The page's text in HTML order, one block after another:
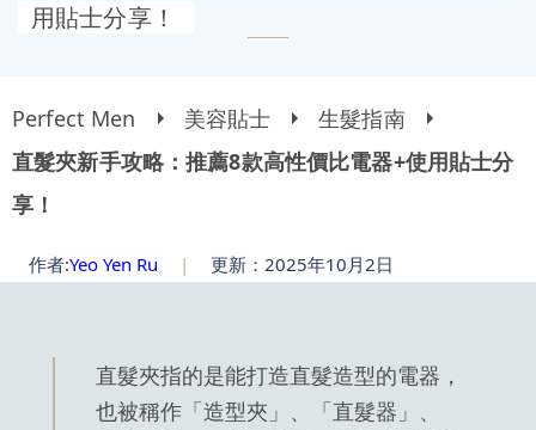
用貼士分享！
Perfect Men 美容貼士
生髮指南
直髮夾新手攻略：推薦8款高性價比電器+使用貼士分
享！
作者:Yeo Yen Ru | 更新：2025年10月2日
直髮夾指的是能打造直髮造型的電器，
也被稱作「造型夾」、「直髮器」、